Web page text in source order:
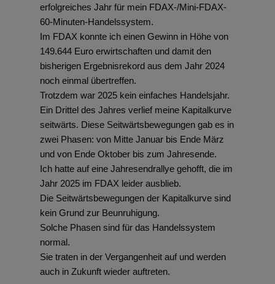
erfolgreiches Jahr für mein FDAX-/Mini-FDAX-
60-Minuten-Handelssystem.
Im FDAX konnte ich einen Gewinn in Höhe von
149.644 Euro erwirtschaften und damit den
bisherigen Ergebnisrekord aus dem Jahr 2024
noch einmal übertreffen.
Trotzdem war 2025 kein einfaches Handelsjahr.
Ein Drittel des Jahres verlief meine Kapitalkurve
seitwärts. Diese Seitwärtsbewegungen gab es in
zwei Phasen: von Mitte Januar bis Ende März
und von Ende Oktober bis zum Jahresende.
Ich hatte auf eine Jahresendrallye gehofft, die im
Jahr 2025 im FDAX leider ausblieb.
Die Seitwärtsbewegungen der Kapitalkurve sind
kein Grund zur Beunruhigung.
Solche Phasen sind für das Handelssystem
normal.
Sie traten in der Vergangenheit auf und werden
auch in Zukunft wieder auftreten.